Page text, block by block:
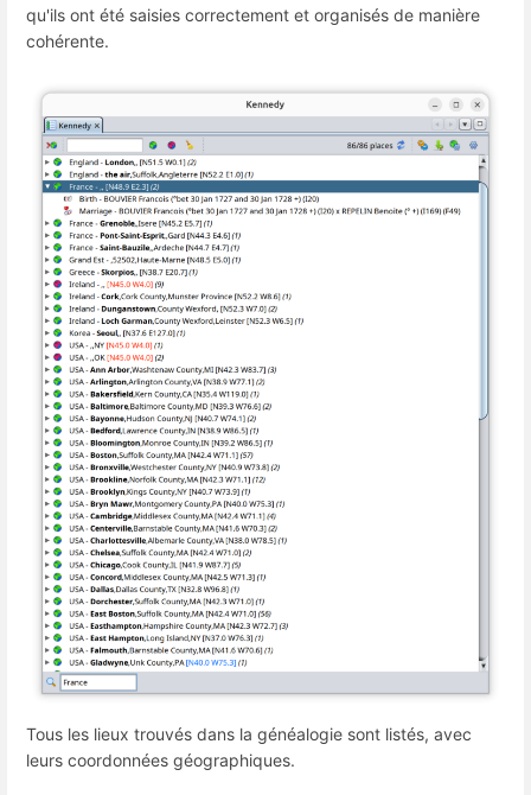
qu'ils ont été saisies correctement et organisés de manière
cohérente.
Tous les lieux trouvés dans la généalogie sont listés, avec
leurs coordonnées géographiques.